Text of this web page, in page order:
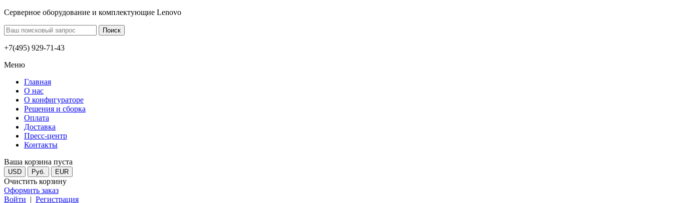
Серверное оборудование и комплектующие Lenovo
+7(495) 929-71-43
Меню
Главная
О нас
О конфигураторе
Решения и сборка
Оплата
Доставка
Пресс-центр
Контакты
Ваша корзина пуста
USD Руб. EUR
Очистить корзину
Оформить заказ
Войти | Регистрация